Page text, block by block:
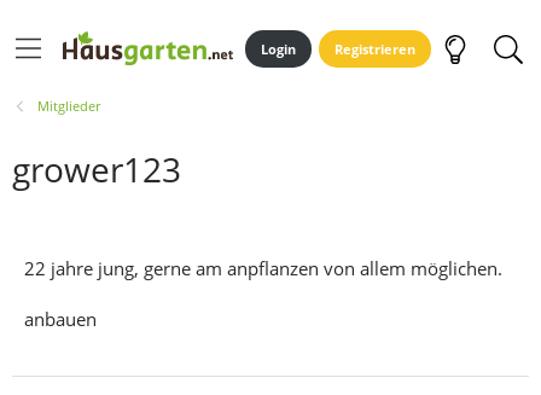
Login Registrieren
Mitglieder
grower123
22 jahre jung, gerne am anpflanzen von allem möglichen.
anbauen